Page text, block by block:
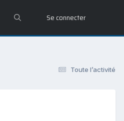
Se connecter
Toute l’activité